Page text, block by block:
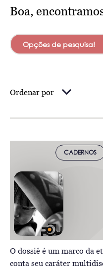
Boa,
Opções de pesquisa!
Ordenar por
CADERNOS
O dossiê é um marco da
conta seu caráter